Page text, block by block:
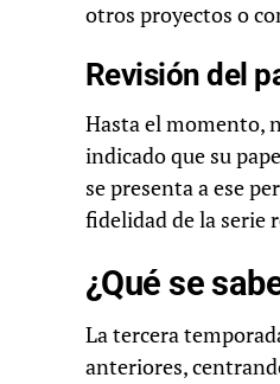
otros proyectos o
Revisión del
Hasta el momento,
indicado que su
se presenta a ese
fidelidad de la serie
¿Qué se
La tercera
anteriores,